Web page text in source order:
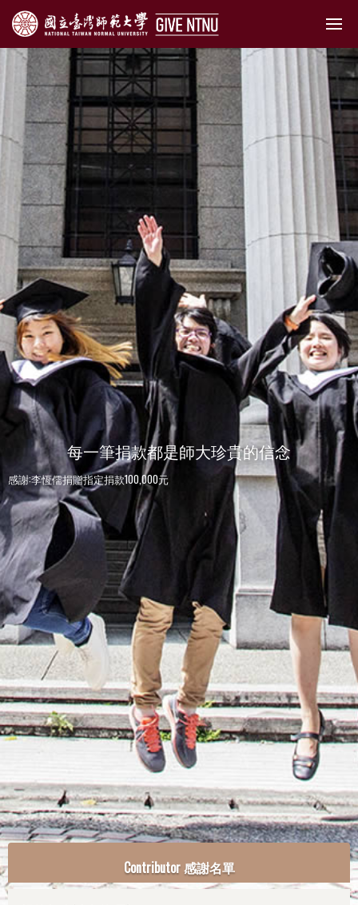
每一筆捐款都是師大珍貴的信念
感謝:李恆儒捐贈指定捐款100,000元
感謝:師大人捐贈指定捐款100元
Contributor 感謝名單